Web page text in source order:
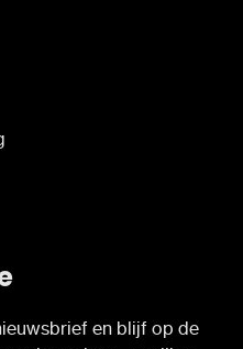
en blijf op de